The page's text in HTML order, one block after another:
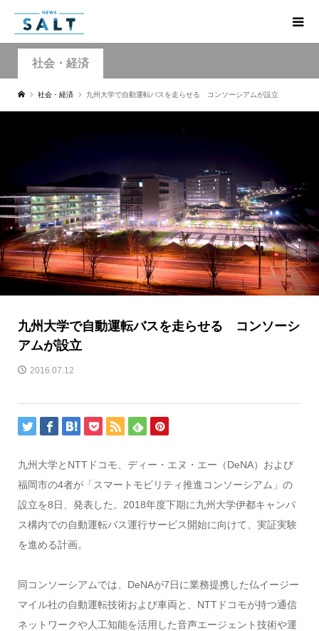
社会・経済
社会・経済 九州大学で自動運転バスを走らせる コンソーシアムが設立
九州大学で自動運転バスを走らせる コンソーシ
アムが設立
2016.07.12
九州大学とNTTドコモ、ディー・エヌ・エー（DeNA）および
福岡市の4者が「スマートモビリティ推進コンソーシアム」の
設立を8日、発表した。2018年度下期に九州大学伊都キャンパ
ス構内での自動運転バス運行サービス開始に向けて、実証実験
を進める計画。
同コンソーシアムでは、DeNAが7日に業務提携した仏イージー
マイル社の自動運転技術および車両と、NTTドコモが持つ通信
ネットワークや人工知能を活用した音声エージェント技術や運